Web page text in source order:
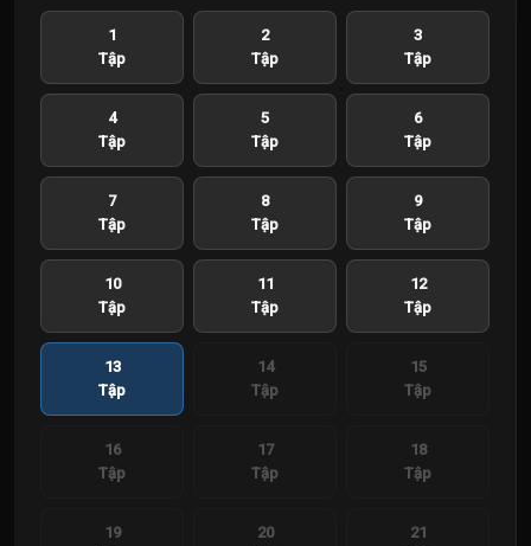
1
Tập
2
Tập
3
Tập
4
Tập
5
Tập
6
Tập
7
Tập
8
Tập
9
Tập
10
Tập
11
Tập
12
Tập
13
Tập
14
Tập
15
Tập
16
Tập
17
Tập
18
Tập
19
20
21